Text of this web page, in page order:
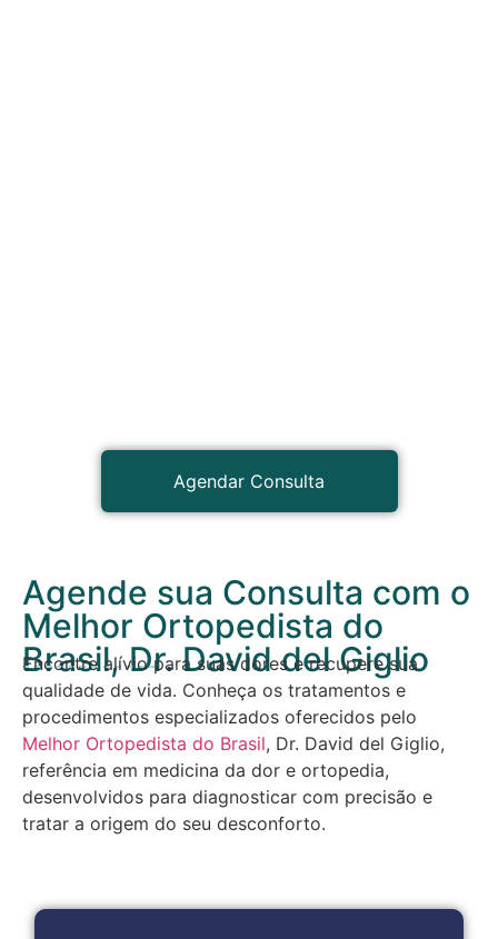
Agendar Consulta
Agende sua Consulta com o
Melhor Ortopedista do
Brasil, Dr. David del Giglio
Encontre alívio para suas dores e recupere sua
qualidade de vida. Conheça os tratamentos e
procedimentos especializados oferecidos pelo
Melhor Ortopedista do Brasil, Dr. David del Giglio,
referência em medicina da dor e ortopedia,
desenvolvidos para diagnosticar com precisão e
tratar a origem do seu desconforto.